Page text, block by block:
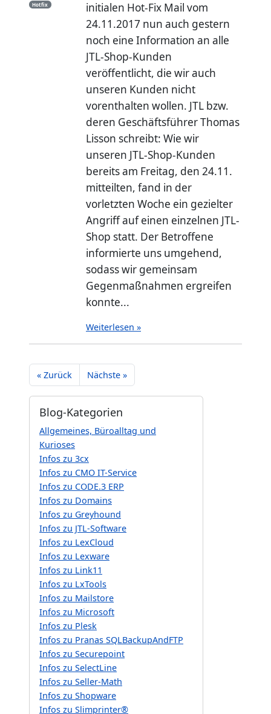
Hotfix
initialen Hot-Fix Mail vom
24.11.2017 nun auch gestern
noch eine Information an alle
JTL-Shop-Kunden
veröffentlicht, die wir auch
unseren Kunden nicht
vorenthalten wollen. JTL bzw.
deren Geschäftsführer Thomas
Lisson schreibt: Wie wir
unseren JTL-Shop-Kunden
bereits am Freitag, den 24.11.
mitteilten, fand in der
vorletzten Woche ein gezielter
Angriff auf einen einzelnen JTL-
Shop statt. Der Betroffene
informierte uns umgehend,
sodass wir gemeinsam
Gegenmaßnahmen ergreifen
konnte...
Weiterlesen »
« Zurück Nächste »
Blog-Kategorien
Allgemeines, Büroalltag und
Kurioses
Infos zu 3cx
Infos zu CMO IT-Service
Infos zu CODE.3 ERP
Infos zu Domains
Infos zu Greyhound
Infos zu JTL-Software
Infos zu LexCloud
Infos zu Lexware
Infos zu Link11
Infos zu LxTools
Infos zu Mailstore
Infos zu Microsoft
Infos zu Plesk
Infos zu Pranas SQLBackupAndFTP
Infos zu Securepoint
Infos zu SelectLine
Infos zu Seller-Math
Infos zu Shopware
Infos zu Slimprinter®